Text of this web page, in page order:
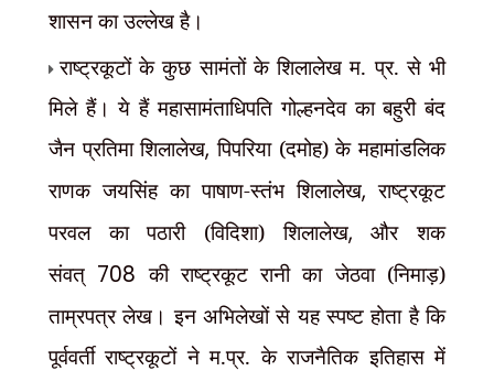
शासन का उल्लेख है।
राष्ट्रकूटों के कुछ सामंतों के शिलालेख म. प्र. से भी
मिले हैं। ये हैं महासामंताधिपति गोल्हनदेव का बहुरी बंद
जैन प्रतिमा शिलालेख,पिपरिया (दमोह) के महामांडलिक
राणक जयसिंह का पाषाण-स्तंभ शिलालेख,राष्ट्रकूट
परवल का पठारी (विदिशा) शिलालेख,और शक
संवत् 708 की राष्ट्रकूट रानी का जेठवा (निमाड़)
ताम्रपत्र लेख। इन अभिलेखों से यह स्पष्ट होता है कि
पूर्ववर्ती राष्ट्रकूटों ने म.प्र. के राजनैतिक इतिहास में